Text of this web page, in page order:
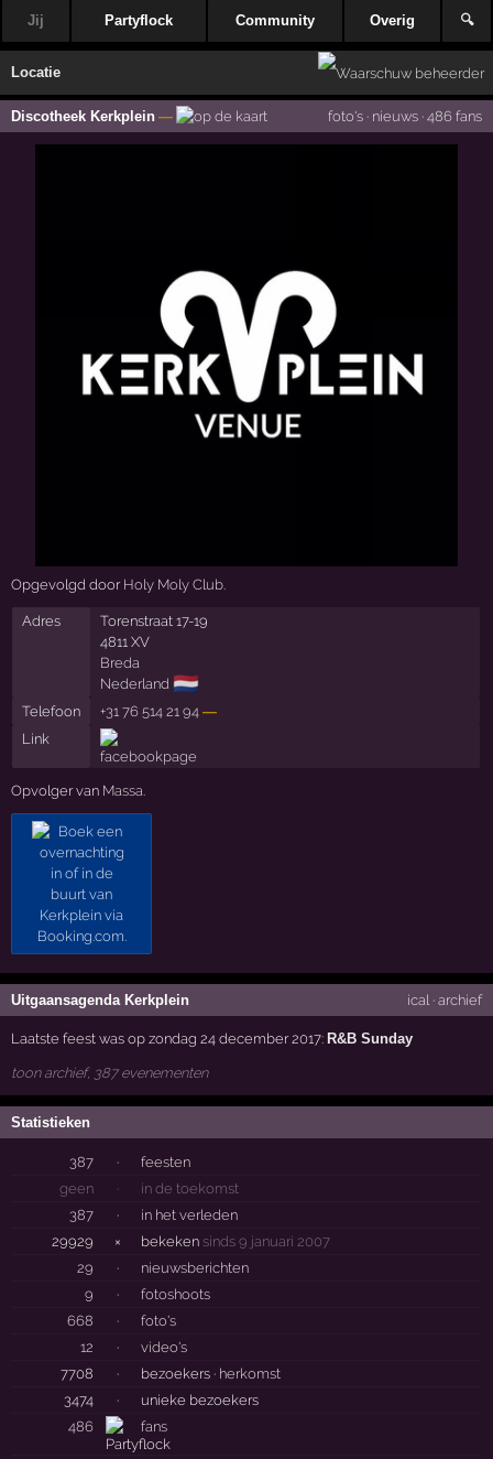
Jij Partyflock Community Overig 🔍
Locatie
Discotheek Kerkplein — foto's· nieuws· 486 fans
Opgevolgd door Holy Moly Club
Adres
Torenstraat 17-19
4811 XV
Breda
Nederland 🇳🇱
Telefoon +31 76 514 21 94 —
Link
Opvolger van Massa.
Uitgaansagenda Kerkplein ical· archief
Laatste feest was op zondag 24 december 2017:R&B Sunday
toon archief, 387 evenementen
Statistieken
387 ·
feesten
geen
·
in de toekomst
387
·
in het verleden
29929
× bekeken sinds 9 januari 2007
29
·
nieuwsberichten
9
·
fotoshoots
668
·
foto's
12
·
video's
7708
· bezoekers · herkomst
3474
·
unieke bezoekers
486
fans